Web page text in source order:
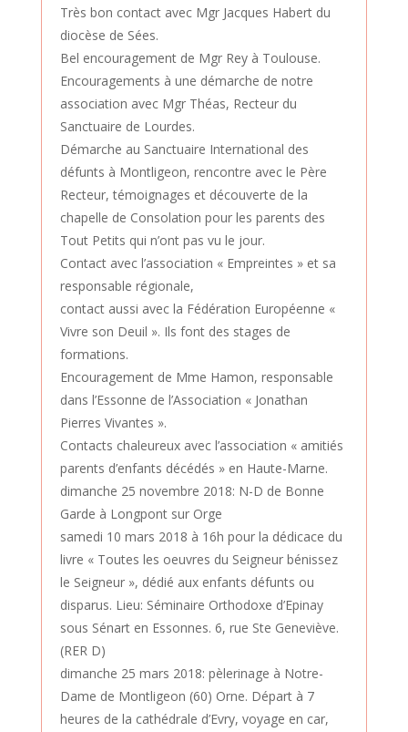
Très bon contact avec Mgr Jacques Habert du
diocèse de Sées.
Bel encouragement de Mgr Rey à Toulouse.
Encouragements à une démarche de notre
association avec Mgr Théas, Recteur du
Sanctuaire de Lourdes.
Démarche au Sanctuaire International des
défunts à Montligeon, rencontre avec le Père
Recteur, témoignages et découverte de la
chapelle de Consolation pour les parents des
Tout Petits qui n’ont pas vu le jour.
Contact avec l’association « Empreintes » et sa
responsable régionale,
contact aussi avec la Fédération Européenne «
Vivre son Deuil ». Ils font des stages de
formations.
Encouragement de Mme Hamon, responsable
dans l’Essonne de l’Association « Jonathan
Pierres Vivantes ».
Contacts chaleureux avec l’association « amitiés
parents d’enfants décédés » en Haute-Marne.
dimanche 25 novembre 2018: N-D de Bonne
Garde à Longpont sur Orge
samedi 10 mars 2018 à 16h pour la dédicace du
livre « Toutes les oeuvres du Seigneur bénissez
le Seigneur », dédié aux enfants défunts ou
disparus. Lieu: Séminaire Orthodoxe d’Epinay
sous Sénart en Essonnes. 6, rue Ste Geneviève.
(RER D)
dimanche 25 mars 2018: pèlerinage à Notre-
Dame de Montligeon (60) Orne. Départ à 7
heures de la cathédrale d’Evry, voyage en car,